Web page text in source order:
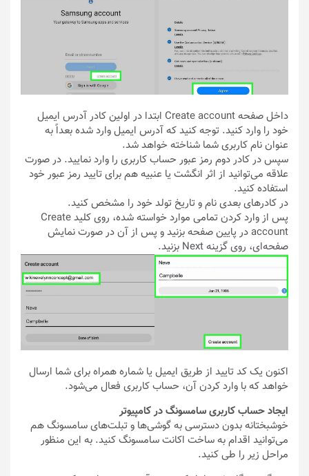
داخل صفحه Create account ابتدا در اولین کادر آدرس ایمیل
خود را وارد کنید. توجه کنید که آدرس ایمیل وارد شده بعداً به
عنوان نام کاربری شما شناخته خواهد شد.
سپس در کادر دوم رمز عبور حساب کاربری را وارد نمایید. در صورت
علاقه می‌توانید از اثر انگشت یا عنبیه هم برای تایید رمز عبور خود
استفاده کنید.
در کادرهای بعدی نام و تاریخ تولد خود را مشخص کنید.
پس از وارد کردن تمامی موارد خواسته شده، روی کلید Create
account در پایین صفحه بزنید و پس از آن در صورت نمایش
صفحه‌ای، روی گزینه Next بزنید.
اکنون یک کد تایید از طریق ایمیل یا شماره همراه برای شما ارسال
خواهد که با وارد کردن آن، حساب کاربری فعال می‌شود.
ایجاد حساب کاربری سامسونگ در کامپیوتر
خوشبختانه بدون دسترسی به گوشی‌ها و تبلت‌های سامسونگ هم
می‌توانید اقدام به ساخت اکانت سامسونگ کنید. به این منظور
مراحل زیر را طی کنید.